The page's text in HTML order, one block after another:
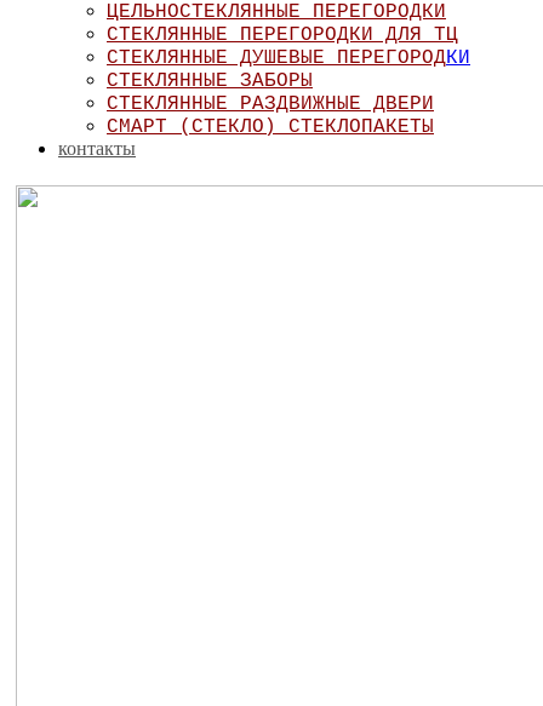
ЦЕЛЬНОСТЕКЛЯННЫЕ ПЕРЕГОРОДКИ
СТЕКЛЯННЫЕ ПЕРЕГОРОДКИ ДЛЯ ТЦ
СТЕКЛЯННЫЕ ДУШЕВЫЕ ПЕРЕГОРОДКИ
СТЕКЛЯННЫЕ ЗАБОРЫ
СТЕКЛЯННЫЕ РАЗДВИЖНЫЕ ДВЕРИ
СМАРТ (СТЕКЛО) СТЕКЛОПАКЕТЫ
контакты